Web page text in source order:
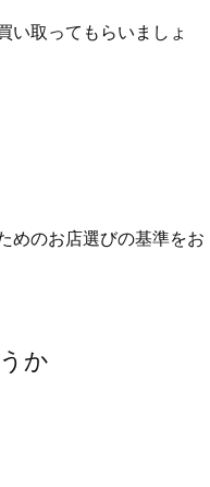
い取ってもらいましょ
めのお店選びの基準をお
か